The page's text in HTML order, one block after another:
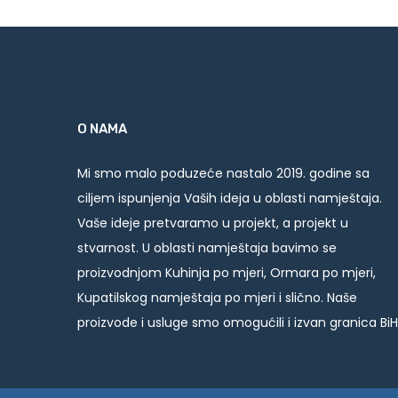
O NAMA
Mi smo malo poduzeće nastalo 2019. godine sa
ciljem ispunjenja Vaših ideja u oblasti namještaja.
Vaše ideje pretvaramo u projekt, a projekt u
stvarnost. U oblasti namještaja bavimo se
proizvodnjom Kuhinja po mjeri, Ormara po mjeri,
Kupatilskog namještaja po mjeri i slično. Naše
proizvode i usluge smo omogućili i izvan granica